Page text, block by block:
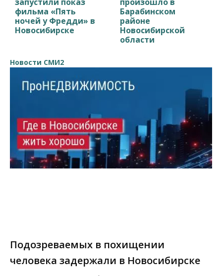
фильма «Пять
ночей у Фредди» в
Новосибирске
Барабинском
районе
Новосибирской
области
Новости СМИ2
Подозреваемых в похищении
человека задержали в Новосибирске